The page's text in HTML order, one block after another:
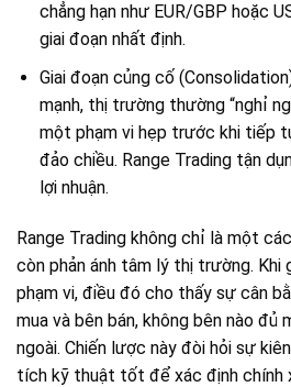
chẳng hạn như EUR/GBP hoặc
giai đoạn nhất định.
Giai đoạn củng cố
mạnh, thị trường thường “nghỉ
một phạm vi hẹp trước khi tiếp
đảo chiều. Range Trading tận
lợi nhuận.
Range Trading không chỉ là một
còn phản ánh tâm lý thị trường.
phạm vi, điều đó cho thấy sự cân
mua và bên bán, không bên nào đủ
ngoài. Chiến lược này đòi hỏi sự
tích kỹ thuật tốt để xác định chính